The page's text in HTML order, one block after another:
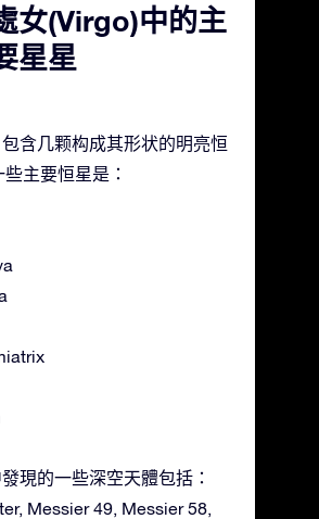
女(Virgo)中的主
星星
含几颗构成其形状的明亮恒
主要恒星是：
現的一些深空天體包括：
Messier 49, Messier 58,